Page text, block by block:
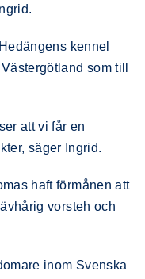
kennel
som till
att vi får en
säger Ingrid.
haft förmånen att
vorsteh och
inom Svenska